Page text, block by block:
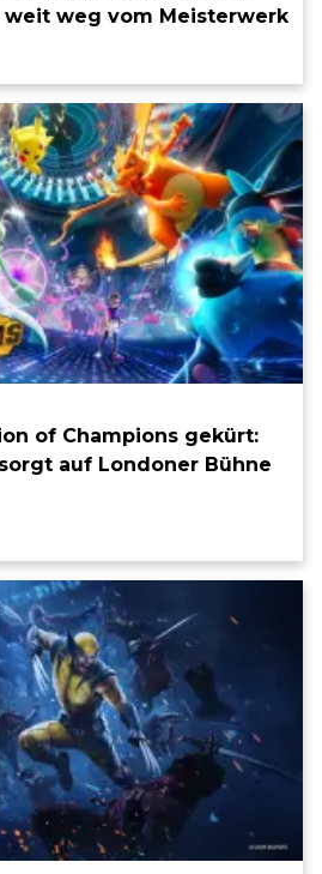
weit weg vom Meisterwerk
of Champions gekürt:
auf Londoner Bühne